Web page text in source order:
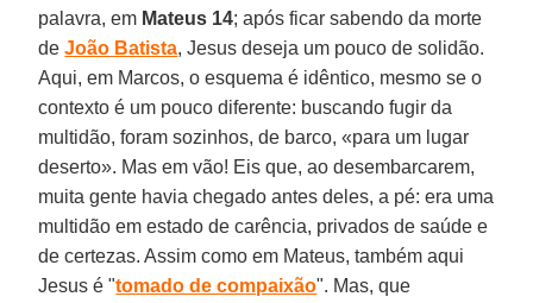
palavra, em Mateus 14; após ficar sabendo da morte
deJoão Batista, Jesus deseja um pouco de solidão.
Aqui, em Marcos, o esquema é idêntico, mesmo se o
contexto é um pouco diferente: buscando fugir da
multidão, foram sozinhos, de barco, «para um lugar
deserto». Mas em vão! Eis que, ao desembarcarem,
muita gente havia chegado antes deles, a pé: era uma
multidão em estado de carência, privados de saúde e
de certezas. Assim como em Mateus, também aqui
Jesus é "tomado de compaixão". Mas, que